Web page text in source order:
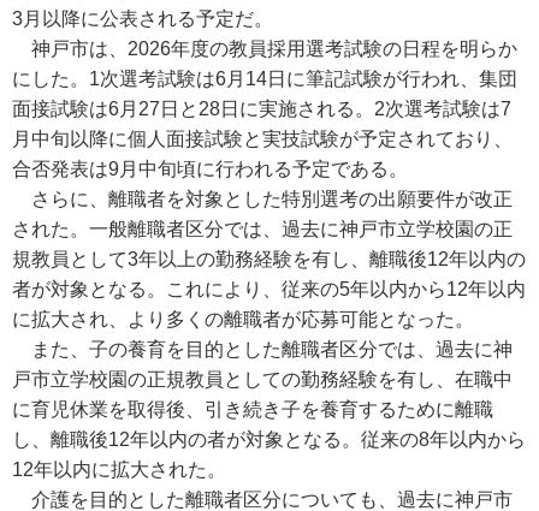
3月以降に公表される予定だ。
神戸市は、2026年度の教員採用選考試験の日程を明らか
にした。1次選考試験は6月14日に筆記試験が行われ、集団
面接試験は6月27日と28日に実施される。2次選考試験は7
月中旬以降に個人面接試験と実技試験が予定されており、
合否発表は9月中旬頃に行われる予定である。
さらに、離職者を対象とした特別選考の出願要件が改正
された。一般離職者区分では、過去に神戸市立学校園の正
規教員として3年以上の勤務経験を有し、離職後12年以内の
者が対象となる。これにより、従来の5年以内から12年以内
に拡大され、より多くの離職者が応募可能となった。
また、子の養育を目的とした離職者区分では、過去に神
戸市立学校園の正規教員としての勤務経験を有し、在職中
に育児休業を取得後、引き続き子を養育するために離職
し、離職後12年以内の者が対象となる。従来の8年以内から
12年以内に拡大された。
介護を目的とした離職者区分についても、過去に神戸市